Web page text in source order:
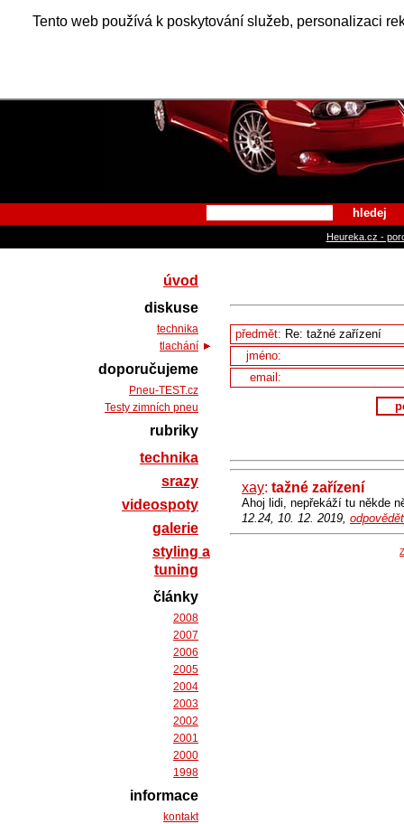
Tento web používá k poskytování služeb, personalizaci
Alfa
hledej
Heureka.cz -
předmět:
jméno:
email:
xay: tažné zařízení
Ahoj lidi, nepřekáží tu někde
12.24, 10. 12. 2019, odpovědět
úvod
diskuse
technika
tlachání
doporučujeme
Pneu-TEST.cz
Testy zimních pneu
rubriky
technika
srazy
videospoty
galerie
styling a
tuning
články
2008
2007
2006
2005
2004
2003
2002
2001
2000
1998
informace
kontakt